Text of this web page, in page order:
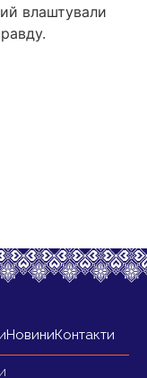
влаштували
НовиниКонтакти